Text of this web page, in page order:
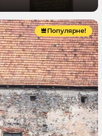
Популярне!